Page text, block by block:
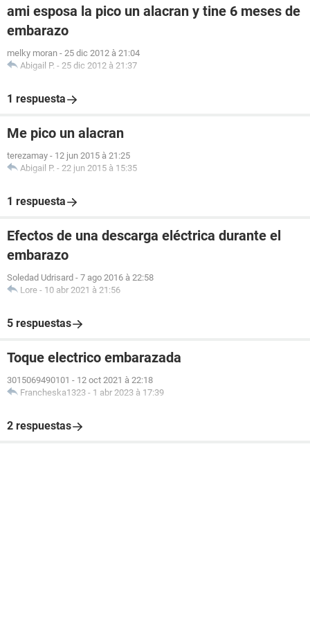
ami esposa la pico un alacran y tine 6 meses de
embarazo
melky moran - 25 dic 2012 à 21:04
Abigail P. - 25 dic 2012 à 21:37
1 respuesta
Me pico un alacran
terezamay - 12 jun 2015 à 21:25
Abigail P. - 22 jun 2015 à 15:35
1 respuesta
Efectos de una descarga eléctrica durante el
embarazo
Soledad Udrisard - 7 ago 2016 à 22:58
Lore - 10 abr 2021 à 21:56
5 respuestas
Toque electrico embarazada
3015069490101 - 12 oct 2021 à 22:18
Francheska1323 - 1 abr 2023 à 17:39
2 respuestas